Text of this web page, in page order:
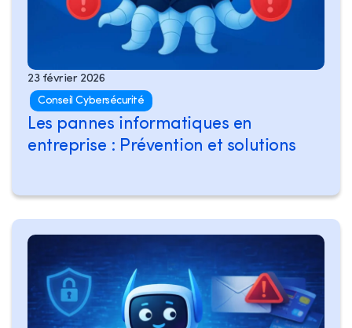
23 février 2026
Conseil Cybersécurité
Les pannes informatiques en
entreprise : Prévention et solutions